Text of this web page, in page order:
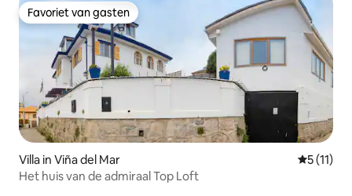
Favoriet van gasten
Favoriet van gasten
Villa in Viña del Mar
5 (11)
Het huis van de admiraal Top Loft